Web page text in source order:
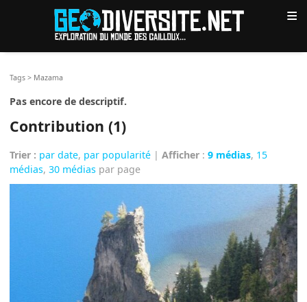
≡
Tags > Mazama
Pas encore de descriptif.
Contribution (1)
Trier : par date, par popularité |Afficher :9 médias, 15
médias,30 médias par page